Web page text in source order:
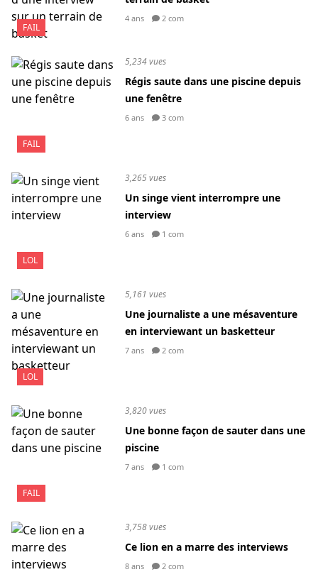
FAIL
4 ans 2 com
FAIL
5,234 vues
Régis saute dans une piscine depuis
une fenêtre
6 ans 3 com
LOL
3,265 vues
Un singe vient interrompre une
interview
6 ans 1 com
LOL
5,161 vues
Une journaliste a une mésaventure
en interviewant un basketteur
7 ans 2 com
FAIL
3,820 vues
Une bonne façon de sauter dans une
piscine
7 ans 1 com
3,758 vues
Ce lion en a marre des interviews
8 ans 2 com